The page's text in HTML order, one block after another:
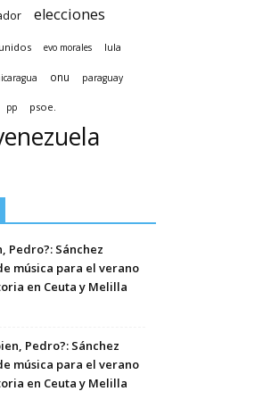
elecciones
evo morales lula
onu paraguay
pp psoe.
Pedro?: Sánchez
música para el verano
en Ceuta y Melilla
Pedro?: Sánchez
música para el verano
en Ceuta y Melilla